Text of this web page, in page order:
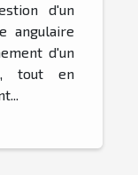
d'un
angulaire
d'un
tout en